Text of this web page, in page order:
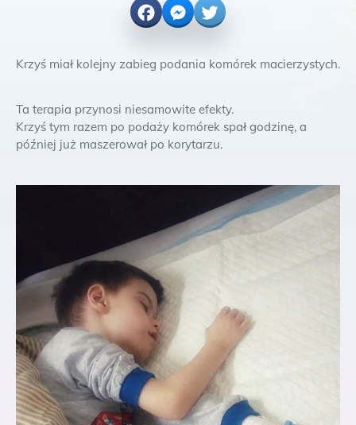
FacebookMessenger
Twitter
Krzyś miał kolejny zabieg podania komórek macierzystych.
Ta terapia przynosi niesamowite efekty.
Krzyś tym razem po podaży komórek spał godzinę, a
później już maszerował po korytarzu.